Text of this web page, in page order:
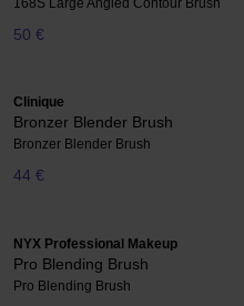
50 €
Clinique
Bronzer Blender Brush
Bronzer Blender Brush
44 €
NYX Professional Makeup
Pro Blending Brush
Pro Blending Brush